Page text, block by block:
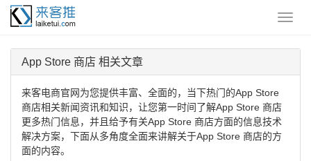
App Store 商店 相关文章
来客电商官网为您提供丰富、全面的，当下热门的App Store
商店相关新闻资讯和知识，让您第一时间了解App Store 商店
更多热门信息，并且给予有关App Store 商店方面的信息技术
解决方案，下面从多角度全面来讲解关于App Store 商店的方
面的内容。